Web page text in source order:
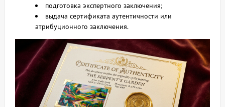
подготовка экспертного заключения;
выдача сертификата аутентичности или
атрибуционного заключения.